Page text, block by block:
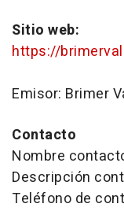
Sitio web:
https://
Emisor: Brimer
Contacto
Nombre
Descripción
Teléfono de